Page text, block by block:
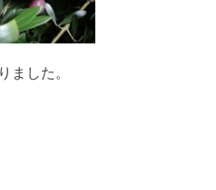
ました。